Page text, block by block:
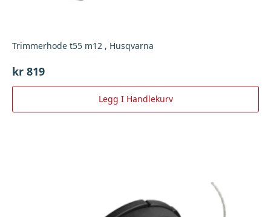
Trimmerhode t55 m12 , Husqvarna
kr 819
Legg I Handlekurv